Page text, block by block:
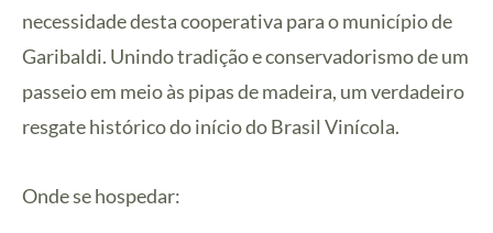
necessidade desta cooperativa para o município de
Garibaldi. Unindo tradição e conservadorismo de um
passeio em meio às pipas de madeira, um verdadeiro
resgate histórico do início do Brasil Vinícola.
Onde se hospedar: